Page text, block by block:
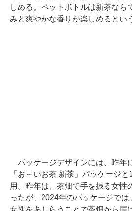
しめる。ペットボトルは新茶なら
みと爽やかな香りが楽しめるとい
パッケージデザインには、昨年
「お～いお茶 新茶」パッケージ
用。昨年は、茶畑で手を振る女性
ったが、2024年のパッケージで
女性をあしらうことで茶畑から届